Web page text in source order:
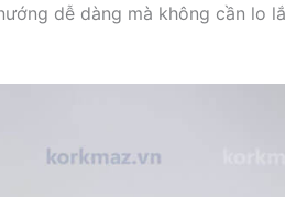
dễ dàng mà không cần lo